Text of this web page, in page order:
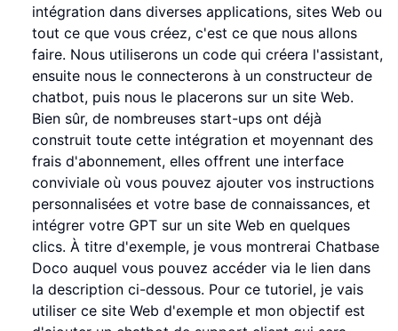
intégration dans diverses applications, sites Web ou
tout ce que vous créez, c'est ce que nous allons
faire. Nous utiliserons un code qui créera l'assistant,
ensuite nous le connecterons à un constructeur de
chatbot, puis nous le placerons sur un site Web.
Bien sûr, de nombreuses start-ups ont déjà
construit toute cette intégration et moyennant des
frais d'abonnement, elles offrent une interface
conviviale où vous pouvez ajouter vos instructions
personnalisées et votre base de connaissances, et
intégrer votre GPT sur un site Web en quelques
clics. À titre d'exemple, je vous montrerai Chatbase
Doco auquel vous pouvez accéder via le lien dans
la description ci-dessous. Pour ce tutoriel, je vais
utiliser ce site Web d'exemple et mon objectif est